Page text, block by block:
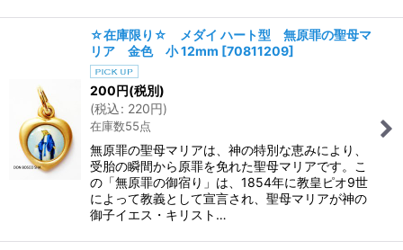
☆在庫限り☆ メダイ ハート型 無原罪の聖母マ
リア 金色 小 12mm [70811209]
200円(税別)
(税込: 220円)
在庫数55点
無原罪の聖母マリアは、神の特別な恵みにより、
受胎の瞬間から原罪を免れた聖母マリアです。こ
の「無原罪の御宿り」は、1854年に教皇ピオ9世
によって教義として宣言され、聖母マリアが神の
御子イエス・キリスト…